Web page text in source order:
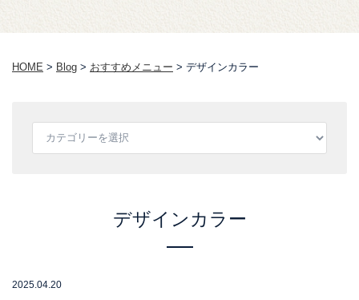
HOME > Blog > おすすめメニュー > デザインカラー
デザインカラー
2025.04.20